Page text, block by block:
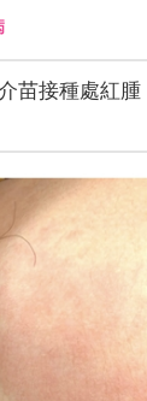
苗接種處紅腫